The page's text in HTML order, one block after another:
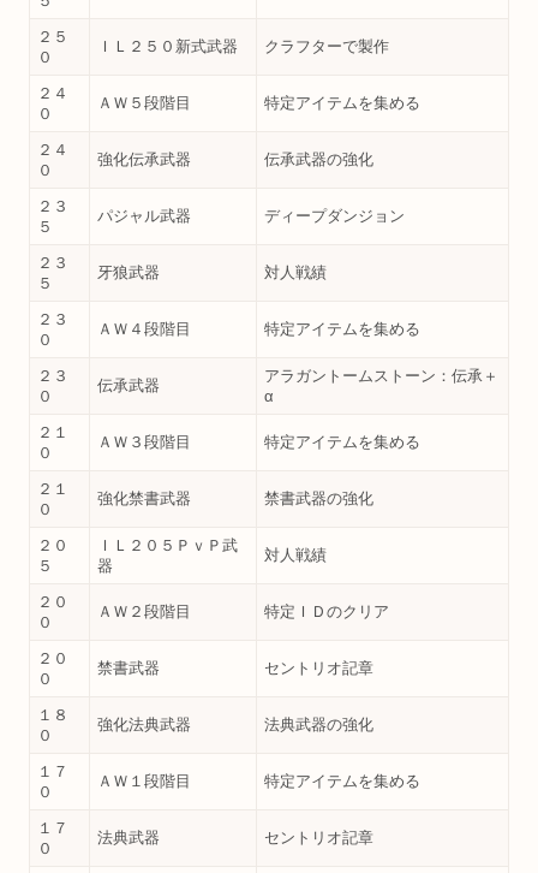
２５
０
ＩＬ２５０新式武器 クラフターで製作
２４
０
ＡＷ５段階目 特定アイテムを集める
２４
０
強化伝承武器 伝承武器の強化
２３
５
パジャル武器 ディープダンジョン
２３
５
牙狼武器 対人戦績
２３
０
ＡＷ４段階目 特定アイテムを集める
２３
０
伝承武器
アラガントームストーン：伝承＋
α
２１
０
ＡＷ３段階目 特定アイテムを集める
２１
０
強化禁書武器 禁書武器の強化
２０
５
ＩＬ２０５ＰｖＰ武
器
対人戦績
２０
０
ＡＷ２段階目 特定ＩＤのクリア
２０
０
禁書武器 セントリオ記章
１８
０
強化法典武器 法典武器の強化
１７
０
ＡＷ１段階目 特定アイテムを集める
１７
０
法典武器 セントリオ記章